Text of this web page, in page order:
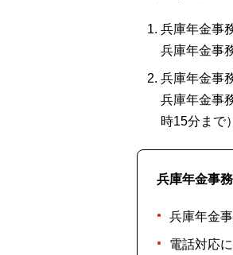
兵庫年金事
兵庫年金事
兵庫年金事
兵庫年金事
時15分まで）
兵庫年金事
兵庫年金
電話対応